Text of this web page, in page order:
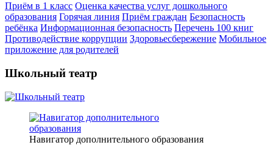
Приём в 1 класс Оценка качества услуг дошкольного
образования Горячая линия Приём граждан Безопасность
ребёнка Информационная безопасность Перечень 100 книг
Противодействие коррупции Здоровьесбережение Мобильное
приложение для родителей
Школьный театр
Навигатор дополнительного образования